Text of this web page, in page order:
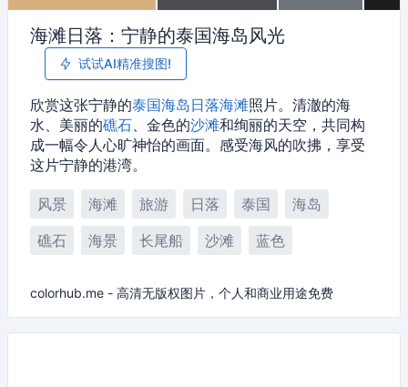
海滩日落：宁静的泰国海岛风光
试试AI精准搜图!
欣赏这张宁静的泰国海岛日落海滩照片。清澈的海
水、美丽的礁石、金色的沙滩和绚丽的天空，共同构
成一幅令人心旷神怡的画面。感受海风的吹拂，享受
这片宁静的港湾。
风景 海滩 旅游 日落 泰国
海岛
礁石
海景 长尾船 沙滩 蓝色
colorhub.me - 高清无版权图片，个人和商业用途免费